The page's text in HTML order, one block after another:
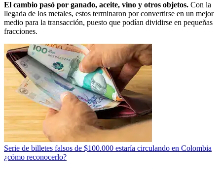
El cambio pasó por ganado, aceite, vino y otros objetos. Con la
llegada de los metales, estos terminaron por convertirse en un mejor
medio para la transacción, puesto que podían dividirse en pequeñas
fracciones.
Serie de billetes falsos de $100.000 estaría circulando en Colombia
¿cómo reconocerlo?